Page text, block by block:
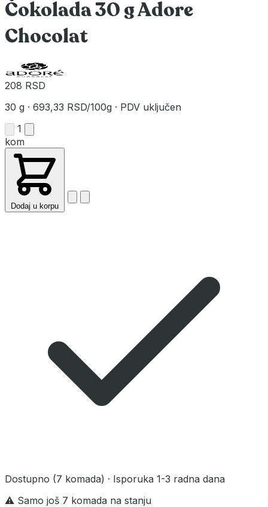
Čokolada 30 g Adore
Chocolat
208 RSD
30 g · 693,33 RSD/100g · PDV uključen
1
kom
Dodaj u korpu
Dostupno (7 komada) · Isporuka 1-3 radna dana
⚠️ Samo još 7 komada na stanju